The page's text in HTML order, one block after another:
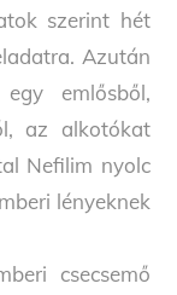
szerint hét
Azután
emlősből,
az alkotókat
Nefilim nyolc
lényeknek
csecsemő